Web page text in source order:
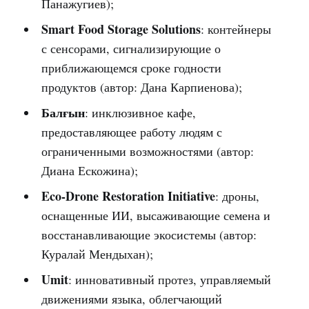
Панажугиев);
Smart Food Storage Solutions: контейнеры
с сенсорами, сигнализирующие о
приближающемся сроке годности
продуктов (автор: Дана Карпиенова);
Балғын: инклюзивное кафе,
предоставляющее работу людям с
ограниченными возможностями (автор:
Диана Ескожина);
Eco-Drone Restoration Initiative: дроны,
оснащенные ИИ, высаживающие семена и
восстанавливающие экосистемы (автор:
Куралай Мендыхан);
Umit: инновативный протез, управляемый
движениями языка, облегчающий